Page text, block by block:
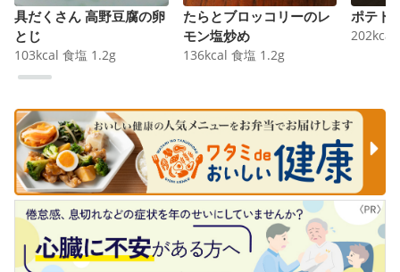
具だくさん 高野豆腐の卵
とじ
103kcal 食塩 1.2g
たらとブロッコリーのレ
モン塩炒め
136kcal 食塩 1.2g
ポテト
202kcal